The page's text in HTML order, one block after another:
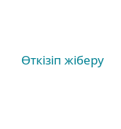
Өткізіп жіберу